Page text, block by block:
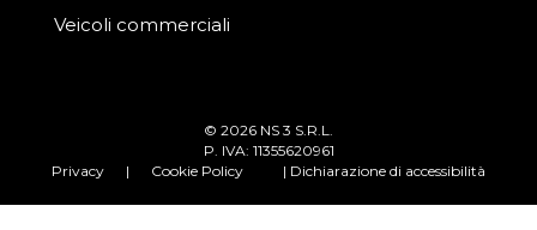
Veicoli commerciali
© 2026 NS 3 S.R.L.
P. IVA: 11355620961
Privacy
| Cookie Policy | Dichiarazione di accessibilità